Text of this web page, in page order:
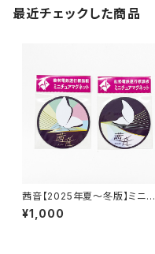
最近チェックした商品
茜音【2025年夏～冬版】ミニチ
ュアマグネット2枚セット
¥1,000